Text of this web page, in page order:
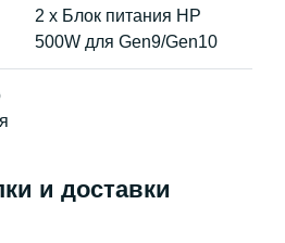
2 x Блок питания HP
500W для Gen9/Gen10
и доставки